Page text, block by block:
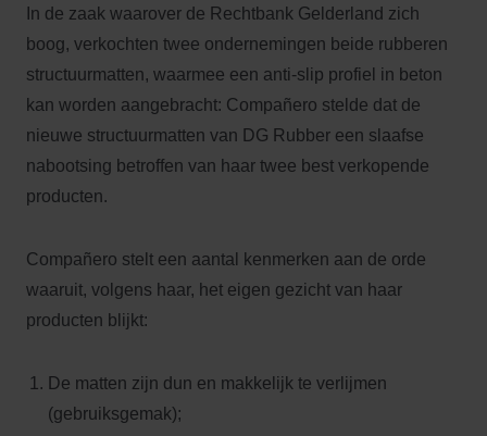
In de zaak waarover de Rechtbank Gelderland zich
boog, verkochten twee ondernemingen beide rubberen
structuurmatten, waarmee een anti-slip profiel in beton
kan worden aangebracht: Compañero stelde dat de
nieuwe structuurmatten van DG Rubber een slaafse
nabootsing betroffen van haar twee best verkopende
producten.
Compañero stelt een aantal kenmerken aan de orde
waaruit, volgens haar, het eigen gezicht van haar
producten blijkt:
De matten zijn dun en makkelijk te verlijmen
(gebruiksgemak);